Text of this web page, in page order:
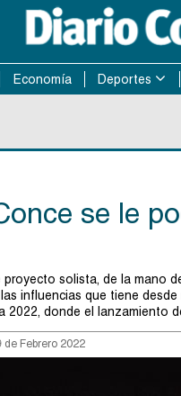
Economía Deportes
se le
solista, de la mano
influencias que tiene
2022, donde el lanzamiento
de Febrero 2022